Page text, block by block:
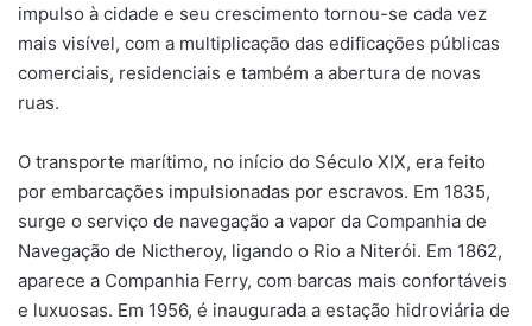
impulso à cidade e seu crescimento tornou-se cada vez
mais visível, com a multiplicação das edificações públicas
comerciais, residenciais e também a abertura de novas
ruas.
O transporte marítimo, no início do Século XIX, era feito
por embarcações impulsionadas por escravos. Em 1835,
surge o serviço de navegação a vapor da Companhia de
Navegação de Nictheroy, ligando o Rio a Niterói. Em 1862,
aparece a Companhia Ferry, com barcas mais confortáveis
e luxuosas. Em 1956, é inaugurada a estação hidroviária de